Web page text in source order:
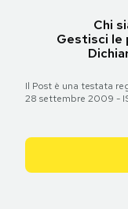
Chi
Gestisci le
Il Post è una testata
28 settembre 2009 -